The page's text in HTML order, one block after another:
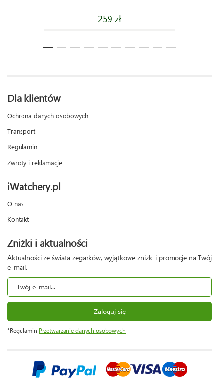
259 zł
Dla klientów
Ochrona danych osobowych
Transport
Regulamin
Zwroty i reklamacje
iWatchery.pl
O nas
Kontakt
Zniżki i aktualności
Aktualności ze świata zegarków, wyjątkowe zniżki i promocje na Twój
e-mail.
Zaloguj się
*Regulamin Przetwarzanie danych osobowych